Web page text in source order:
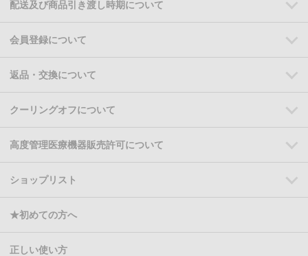
配送及び商品引き渡し時期について
会員登録について
返品・交換について
クーリングオフについて
高度管理医療機器販売許可について
ショップリスト
★初めての方へ
正しい使い方